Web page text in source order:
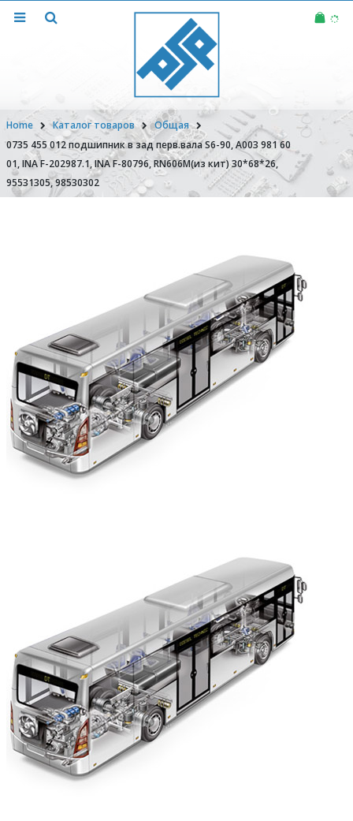
Home Каталог товаров
Общая
0735 455 012 подшипник в зад перв.вала S6-90, A003 981 60
01, INA F-202987.1, INA F-80796, RN606M(из кит) 30*68*26,
95531305, 98530302